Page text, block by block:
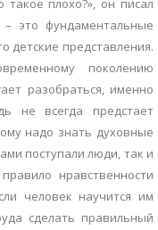
плохо?», он писал
это фундаментальные
детские представления.
поколению
разобраться, именно
не всегда предстает
надо знать духовные
поступали люди, так и
нравственности
человек научится им
сделать правильный